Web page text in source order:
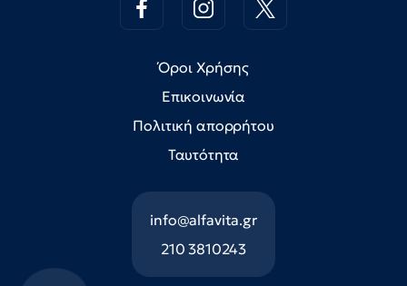
Όροι Χρήσης
Επικοινωνία
Πολιτική απορρήτου
Ταυτότητα
info@alfavita.gr
210 3810243